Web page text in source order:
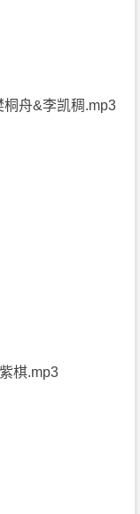
舟&李凯稠.mp3
棋.mp3